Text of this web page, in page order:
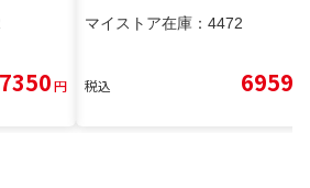
7350円
マイストア在庫： 4472
税込 6959